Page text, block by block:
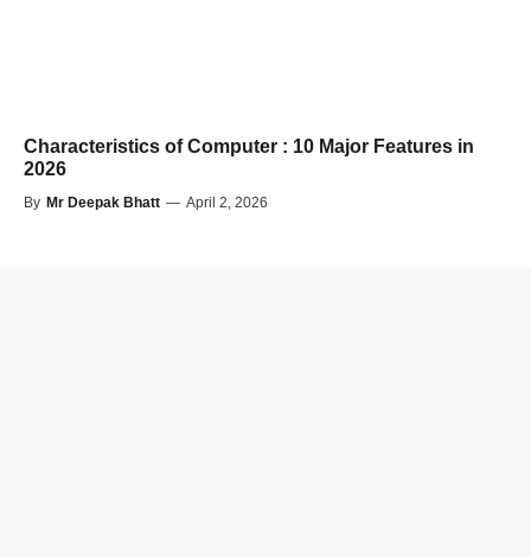
Characteristics of Computer : 10 Major Features in
2026
By Mr Deepak Bhatt — April 2, 2026